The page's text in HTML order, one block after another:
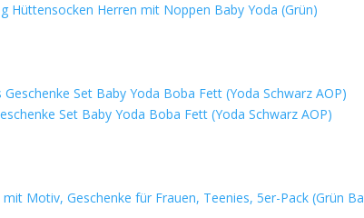
Hüttensocken Herren mit Noppen Baby Yoda (Grün)
Set Baby Yoda Boba Fett (Yoda Schwarz AOP)